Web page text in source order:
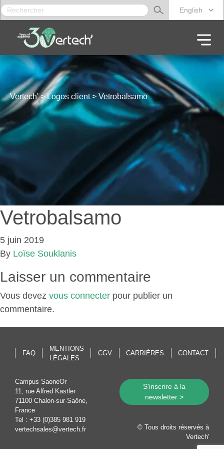
Rechercher : CHOISIR
Vertech'>Logos client> Vetrobalsamo
Vetrobalsamo
5 juin 2019
By Loïse Souklanis
Laisser un commentaire
Vous devez vous connecter pour publier un
commentaire.
FAQ
MENTIONS
LÉGALES
CGV CARRIÈRES CONTACT
Campus SaoneOr
11, rue Alfred Kastler
71100 Chalon-sur-Saône,
France
Tel : +33 (0)385 981 919
vertechsales@vertech.fr
S'inscrire à la
newsletter >
© Tous droits réservés à
Vertech'